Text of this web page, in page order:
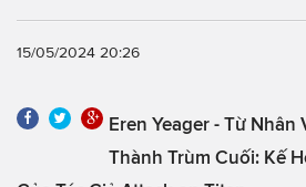
15/05/2024 20:26
Eren Yeager - Từ Nhân
Thành Trùm Cuối: Kế